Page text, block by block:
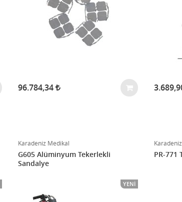
96.784,34
Karadeniz Medikal
G605 Alüminyum Tekerlekli
Sandalye
YENI
PR-771